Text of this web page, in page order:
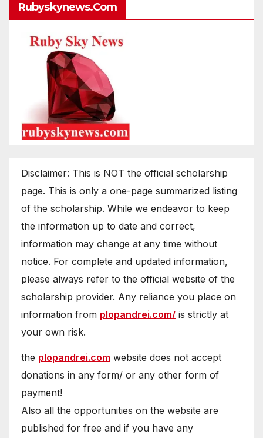
Rubyskynews.com
Disclaimer: This is NOT the official scholarship
page. This is only a one-page summarized listing
of the scholarship. While we endeavor to keep
the information up to date and correct,
information may change at any time without
notice. For complete and updated information,
please always refer to the official website of the
scholarship provider. Any reliance you place on
information from plopandrei.com/ is strictly at
your own risk.
the plopandrei.com website does not accept
donations in any form/ or any other form of
payment!
Also all the opportunities on the website are
published for free and if you have any